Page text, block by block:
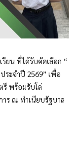
ยน ที่ได้รับคัดเลือก “
ระจำปี 2569” เพื่อ
รี พร้อมรับโล่
าร ณ ทำเนียบรัฐบาล